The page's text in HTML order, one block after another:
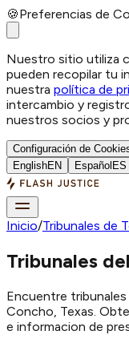
🍪Preferencias de
Nuestro sitio utiliza
pueden recopilar tu
nuestra política de
intercambio y
nuestros socios y
Configuración de
EnglishEN Español ES
Inicio/Tribunales de
Tribunales
Encuentre
Concho, Texas.
e informacion de